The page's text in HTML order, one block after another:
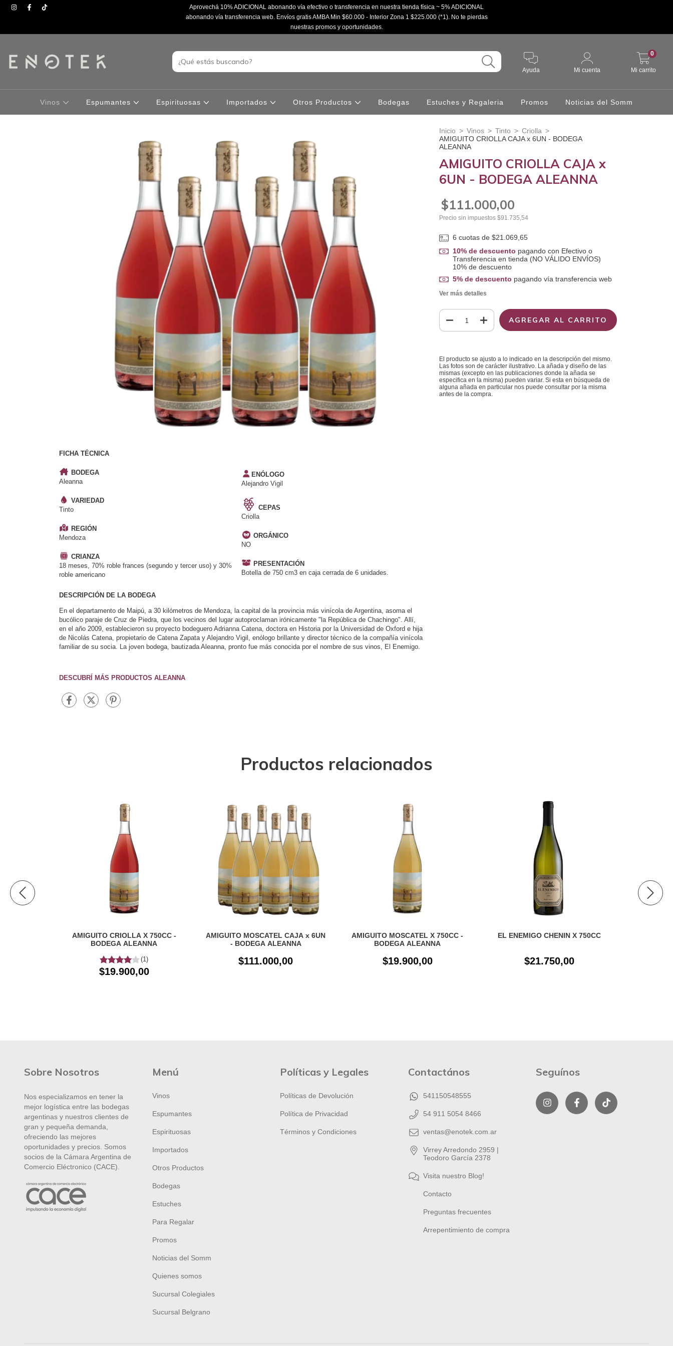
Aprovechá 10% ADICIONAL abonando vía efectivo o transferencia en nuestra tienda física ~ 5% ADICIONAL
abonando vía transferencia web. Envíos gratis AMBA Min $60.000 - Interior Zona 1 $225.000 (*1). No te pierdas
nuestras promos y oportunidades.
Ayuda Mi cuenta Mi carrito
0
Vinos Espumantes Espirituosas Importados Otros Productos Bodegas Estuches y Regaleria Promos Noticias del Somm
FICHA TÉCNICA
BODEGA
Aleanna
VARIEDAD
Tinto
REGIÓN
Mendoza
CRIANZA
18 meses, 70% roble frances (segundo y tercer uso) y 30%
roble americano
ENÓLOGO
Alejandro Vigil
CEPAS
Criolla
ORGÁNICO
NO
PRESENTACIÓN
Botella de 750 cm3 en caja cerrada de 6 unidades.
DESCRIPCIÓN DE LA BODEGA
En el departamento de Maipú, a 30 kilómetros de Mendoza, la capital de la provincia más vinícola de Argentina, asoma el
bucólico paraje de Cruz de Piedra, que los vecinos del lugar autoproclaman irónicamente "la República de Chachingo". Allí,
en el año 2009, establecieron su proyecto bodeguero Adrianna Catena, doctora en Historia por la Universidad de Oxford e hija
de Nicolás Catena, propietario de Catena Zapata y Alejandro Vigil, enólogo brillante y director técnico de la compañía vinícola
familiar de su socia. La joven bodega, bautizada Aleanna, pronto fue más conocida por el nombre de sus vinos, El Enemigo.
DESCUBRÍ MÁS PRODUCTOS ALEANNA
Inicio > Vinos > Tinto > Criolla >
AMIGUITO CRIOLLA CAJA x 6UN - BODEGA
ALEANNA
AMIGUITO CRIOLLA CAJA x
6UN - BODEGA ALEANNA
$111.000,00
Precio sin impuestos $91.735,54
6 cuotas de $21.069,65
10% de descuento pagando con Efectivo o
Transferencia en tienda (NO VÁLIDO ENVÍOS)
10% de descuento
5% de descuento pagando vía transferencia web
Ver más detalles
El producto se ajusto a lo indicado en la descripción del mismo.
Las fotos son de carácter ilustrativo. La añada y diseño de las
mismas (excepto en las publicaciones donde la añada se
especifica en la misma) pueden variar. Si esta en búsqueda de
alguna añada en particular nos puede consultar por la misma
antes de la compra.
Productos relacionados
AMIGUITO CRIOLLA X 750CC -
BODEGA ALEANNA
(1)
$19.900,00
AMIGUITO MOSCATEL CAJA x 6UN
- BODEGA ALEANNA
$111.000,00
AMIGUITO MOSCATEL X 750CC -
BODEGA ALEANNA
$19.900,00
EL ENEMIGO CHENIN X 750CC
$21.750,00
Sobre Nosotros
Nos especializamos en tener la
mejor logística entre las bodegas
argentinas y nuestros clientes de
gran y pequeña demanda,
ofreciendo las mejores
oportunidades y precios. Somos
socios de la Cámara Argentina de
Comercio Eléctronico (CACE).
Menú
Vinos
Espumantes
Espirituosas
Importados
Otros Productos
Bodegas
Estuches
Para Regalar
Promos
Noticias del Somm
Quienes somos
Sucursal Colegiales
Sucursal Belgrano
Políticas y Legales
Políticas de Devolución
Política de Privacidad
Términos y Condiciones
Contactános
541150548555
54 911 5054 8466
ventas@enotek.com.ar
Virrey Arredondo 2959 |
Teodoro García 2378
Visita nuestro Blog!
Contacto
Preguntas frecuentes
Arrepentimiento de compra
Seguínos